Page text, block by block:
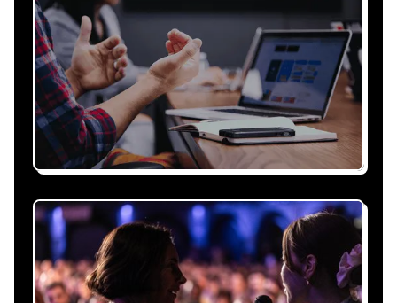
Recevez une proposition
sous 24h
Expliquez-nous vos besoins, on vous répond
sous 24h avec une proposition